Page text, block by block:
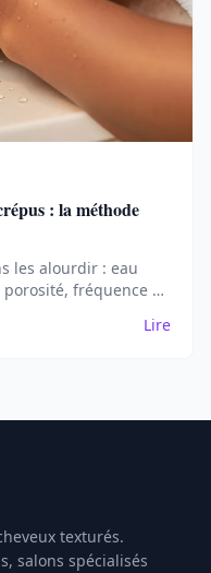
: la méthode
les alourdir : eau
fréquence et
Lire
texturés.
salons spécialisés